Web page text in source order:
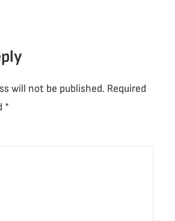
will not be published. Required
*